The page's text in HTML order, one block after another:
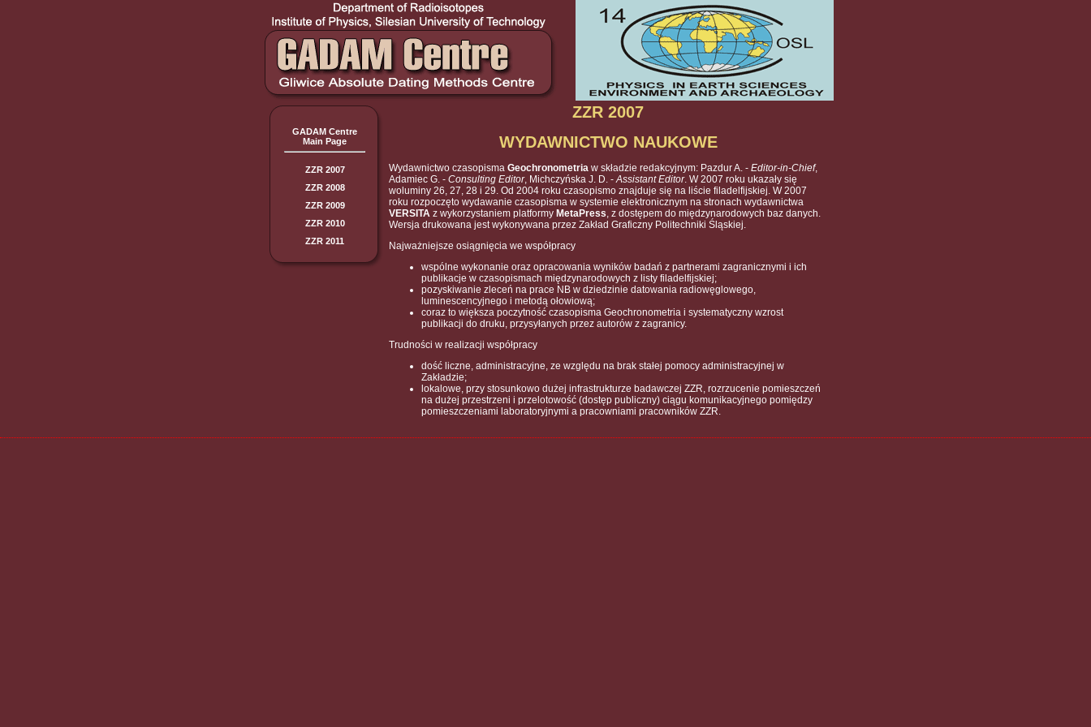
GADAM Centre
Main Page
ZZR 2007
ZZR 2008
ZZR 2009
ZZR 2010
ZZR 2011
ZZR 2007
WYDAWNICTWO NAUKOWE
Wydawnictwo czasopisma Geochronometria w składzie redakcyjnym: Pazdur A. - Editor-in-Chief,
Adamiec G. - Consulting Editor, Michczyńska J. D. -Assistant Editor. W 2007 roku ukazały się
woluminy 26, 27, 28 i 29. Od 2004 roku czasopismo znajduje się na liście filadelfijskiej. W 2007
roku rozpoczęto wydawanie czasopisma w systemie elektronicznym na stronach wydawnictwa
VERSITA z wykorzystaniem platformy MetaPress, z dostępem do międzynarodowych baz danych.
Wersja drukowana jest wykonywana przez Zakład Graficzny Politechniki Śląskiej.
Najważniejsze osiągnięcia we współpracy
wspólne wykonanie oraz opracowania wyników badań z partnerami zagranicznymi i ich
publikacje w czasopismach międzynarodowych z listy filadelfijskiej;
pozyskiwanie zleceń na prace NB w dziedzinie datowania radiowęglowego,
luminescencyjnego i metodą ołowiową;
coraz to większa poczytność czasopisma Geochronometria i systematyczny wzrost
publikacji do druku, przysyłanych przez autorów z zagranicy.
Trudności w realizacji współpracy
dość liczne, administracyjne, ze względu na brak stałej pomocy administracyjnej w
Zakładzie;
lokalowe, przy stosunkowo dużej infrastrukturze badawczej ZZR, rozrzucenie pomieszczeń
na dużej przestrzeni i przelotowość (dostęp publiczny) ciągu komunikacyjnego pomiędzy
pomieszczeniami laboratoryjnymi a pracowniami pracowników ZZR.